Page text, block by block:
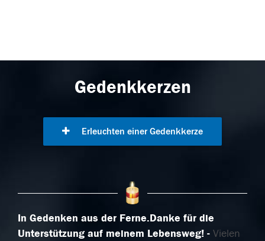
Gedenkkerzen
Erleuchten einer Gedenkkerze
In Gedenken aus der Ferne.Danke für die
Unterstützung auf meinem Lebensweg!
Vielen